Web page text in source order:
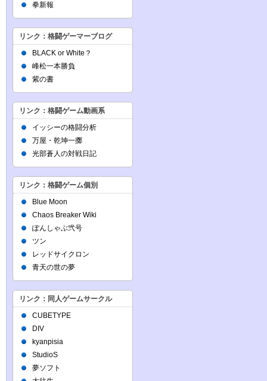
拳新報
リンク：格闘ゲーマーブログ
BLACK or White？
峰松一本勝負
紫の書
リンク：格闘ゲーム動画系
イッシーの格闘分析
万屋・乾坤一擲
光部蒼人の対戦日記
リンク：格闘ゲーム個別
Blue Moon
Chaos Breaker Wiki
ぽんしゃぶ弐号
ツン
レッドサイクロン
青天の世の夢
リンク：同人ゲームサークル
CUBETYPE
DIV
kyanpisia
StudioS
夢ソフト